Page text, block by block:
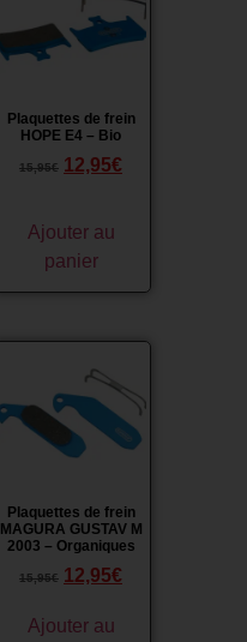
Plaquettes de frein
HOPE E4 – Bio
15,95€ 12,95€
Ajouter au
panier
Plaquettes de frein
MAGURA GUSTAV M
2003 – Organiques
15,95€ 12,95€
Ajouter au